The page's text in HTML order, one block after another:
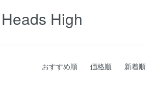
Heads High
おすすめ順 価格順 新着順